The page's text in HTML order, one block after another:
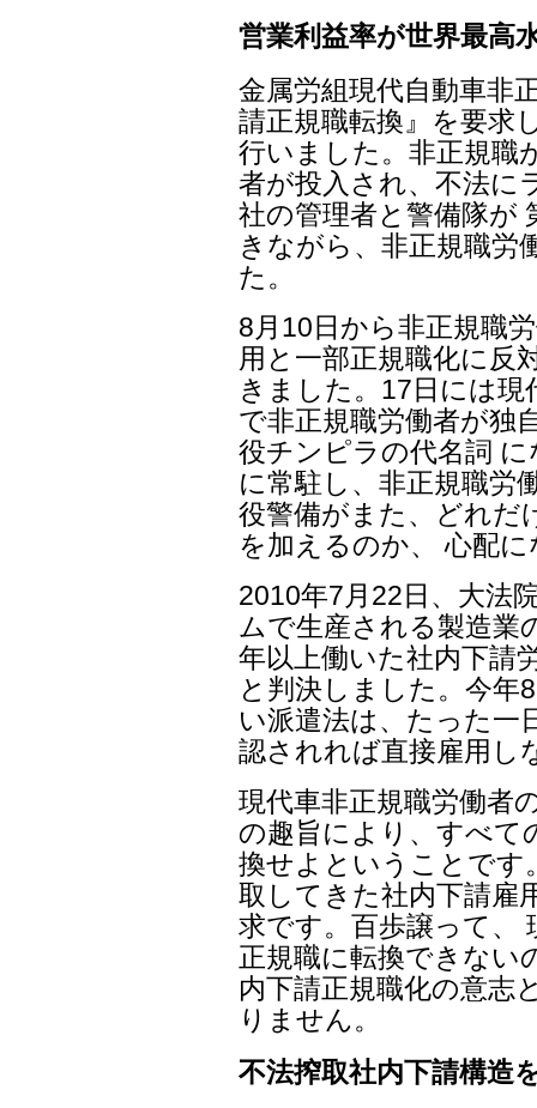
営業利益率が世界最高
金属労組現代自動車非
請正規職転換』を要求
行いました。非正規職
者が投入され、不法に
社の管理者と警備隊が
きながら、非正規職労
た。
8月10日から非正規職
用と一部正規職化に反
きました。17日には現
で非正規職労働者が独
役チンピラの代名詞
に常駐し、非正規職労
役警備がまた、どれだ
を加えるのか、 心配
2010年7月22日、大法
ムで生産される製造業
年以上働いた社内下請
と判決しました。今年
い派遣法は、たった一
認されれば直接雇用し
現代車非正規職労働者
の趣旨により、すべて
換せよということです
取してきた社内下請雇
求です。百歩譲って、
正規職に転換できない
内下請正規職化の意志
りません。
不法搾取社内下請構造